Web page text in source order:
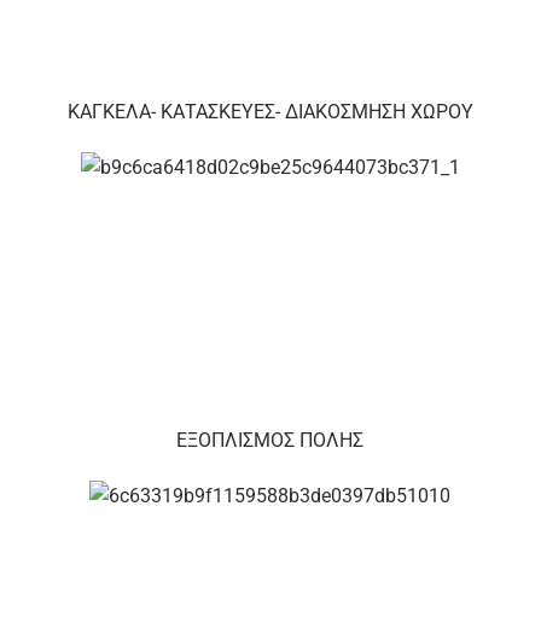
ΚΑΓΚΕΛΑ- ΚΑΤΑΣΚΕΥΕΣ- ΔΙΑΚΟΣΜΗΣΗ ΧΩΡΟΥ
ΕΞΟΠΛΙΣΜΟΣ ΠΟΛΗΣ